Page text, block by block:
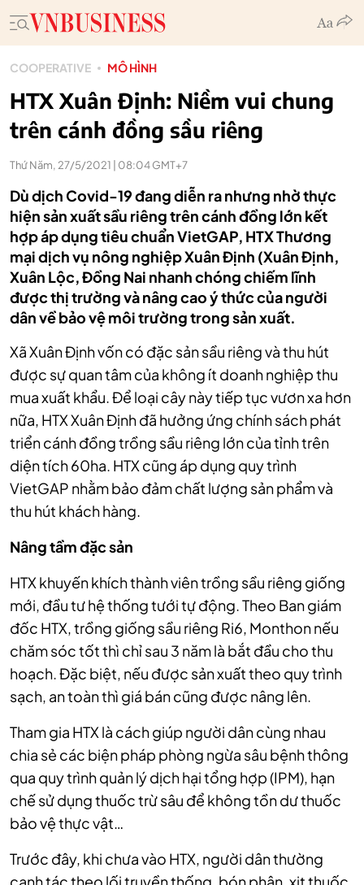
COOPERATIVE MÔ HÌNH
HTX Xuân Định: Niềm vui chung
trên cánh đồng sầu riêng
Thứ Năm, 27/5/2021 | 08:04 GMT+7
Dù dịch Covid-19 đang diễn ra nhưng nhờ thực
hiện sản xuất sầu riêng trên cánh đồng lớn kết
hợp áp dụng tiêu chuẩn VietGAP, HTX Thương
mại dịch vụ nông nghiệp Xuân Định (Xuân Định,
Xuân Lộc, Đồng Nai nhanh chóng chiếm lĩnh
được thị trường và nâng cao ý thức của người
dân về bảo vệ môi trường trong sản xuất.
Xã Xuân Định vốn có đặc sản sầu riêng và thu hút
được sự quan tâm của không ít doanh nghiệp thu
mua xuất khẩu. Để loại cây này tiếp tục vươn xa hơn
nữa, HTX Xuân Định đã hưởng ứng chính sách phát
triển cánh đồng trồng sầu riêng lớn của tỉnh trên
diện tích 60ha. HTX cũng áp dụng quy trình
VietGAP nhằm bảo đảm chất lượng sản phẩm và
thu hút khách hàng.
Nâng tầm đặc sản
HTX khuyến khích thành viên trồng sầu riêng giống
mới, đầu tư hệ thống tưới tự động. Theo Ban giám
đốc HTX, trồng giống sầu riêng Ri6, Monthon nếu
chăm sóc tốt thì chỉ sau 3 năm là bắt đầu cho thu
hoạch. Đặc biệt, nếu được sản xuất theo quy trình
sạch, an toàn thì giá bán cũng được nâng lên.
Tham gia HTX là cách giúp người dân cùng nhau
chia sẻ các biện pháp phòng ngừa sâu bệnh thông
qua quy trình quản lý dịch hại tổng hợp (IPM), hạn
chế sử dụng thuốc trừ sâu để không tồn dư thuốc
bảo vệ thực vật…
Trước đây, khi chưa vào HTX, người dân thường